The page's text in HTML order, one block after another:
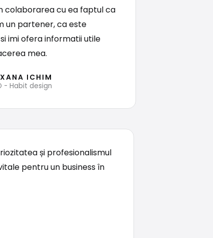
colaborarea cu ea faptul ca
un partener, ca este
imi ofera informatii utile
mea.
ICHIM
- Habit design
și profesionalismul
pentru un business în